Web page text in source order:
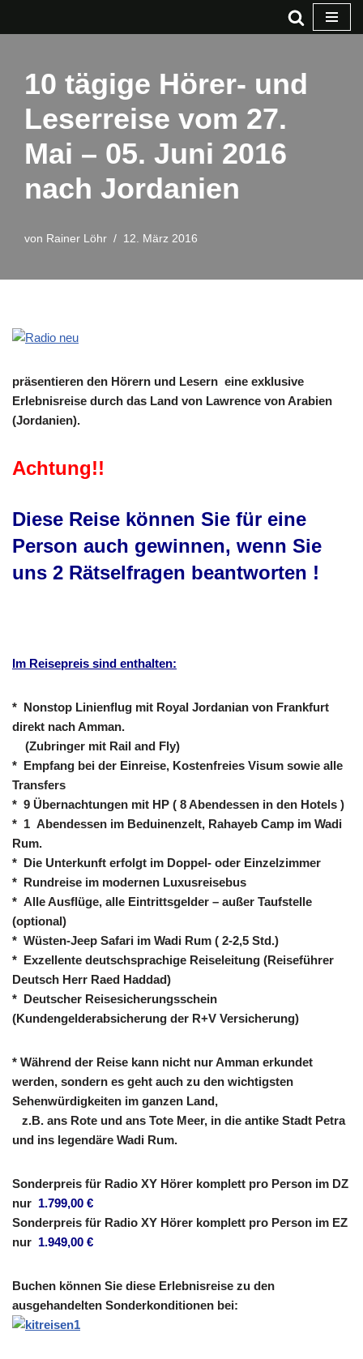
springen
10 tägige Hörer- und
Leserreise vom 27.
Mai – 05. Juni 2016
nach Jordanien
von Rainer Löhr 12. März 2016
präsentieren den Hörern und Lesern eine exklusive
Erlebnisreise durch das Land von Lawrence von Arabien
(Jordanien).
Achtung!!
Diese Reise können Sie für eine
Person auch gewinnen, wenn Sie
uns 2 Rätselfragen beantworten !
Im Reisepreis sind enthalten:
* Nonstop Linienflug mit Royal Jordanian von Frankfurt
direkt nach Amman.
(Zubringer mit Rail and Fly)
* Empfang bei der Einreise, Kostenfreies Visum sowie alle
Transfers
* 9 Übernachtungen mit HP ( 8 Abendessen in den Hotels )
* 1 Abendessen im Beduinenzelt, Rahayeb Camp im Wadi
Rum.
* Die Unterkunft erfolgt im Doppel- oder Einzelzimmer
* Rundreise im modernen Luxusreisebus
* Alle Ausflüge, alle Eintrittsgelder – außer Taufstelle
(optional)
* Wüsten-Jeep Safari im Wadi Rum ( 2-2,5 Std.)
* Exzellente deutschsprachige Reiseleitung (Reiseführer
Deutsch Herr Raed Haddad)
* Deutscher Reisesicherungsschein
(Kundengelderabsicherung der R+V Versicherung)
* Während der Reise kann nicht nur Amman erkundet
werden, sondern es geht auch zu den wichtigsten
Sehenwürdigkeiten im ganzen Land,
z.B. ans Rote und ans Tote Meer, in die antike Stadt Petra
und ins legendäre Wadi Rum.
Sonderpreis für Radio XY Hörer komplett pro Person im DZ
nur 1.799,00 €
Sonderpreis für Radio XY Hörer komplett pro Person im EZ
nur 1.949,00 €
Buchen können Sie diese Erlebnisreise zu den
ausgehandelten Sonderkonditionen bei: